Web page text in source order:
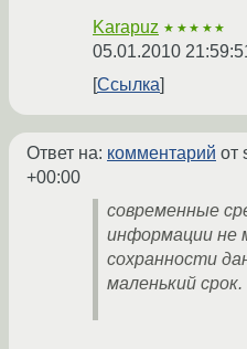
Karapuz ★★★★★
05.01.2010
Ссылка
Ответ на: комментарий от
+00:00
современные
информации не
сохранности
маленький срок.